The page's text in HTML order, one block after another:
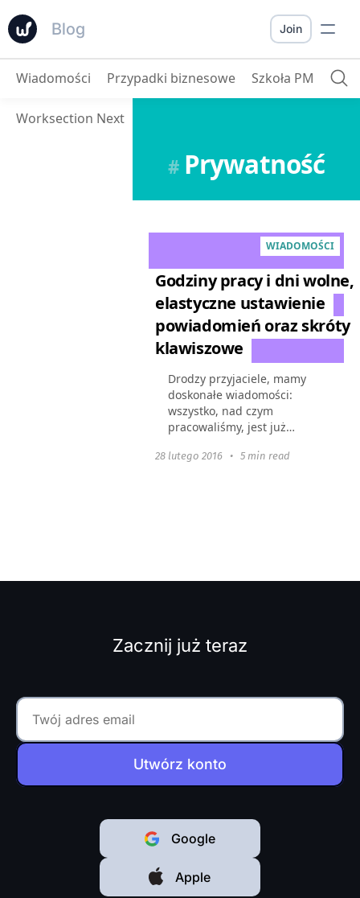
Blog Join
Wiadomości Przypadki biznesowe Szkoła PM
Worksection Next
#Prywatność
WIADOMOŚCI
Godziny pracy i dni wolne,
elastyczne ustawienie
powiadomień oraz skróty
klawiszowe
Drodzy przyjaciele, mamy
doskonałe wiadomości:
wszystko, nad czym
pracowaliśmy, jest już
obiecaliśmy i jeszcze więcej,
28 lutego 2016 • 5 min read
Zacznij już teraz
Utwórz konto
Google
Apple